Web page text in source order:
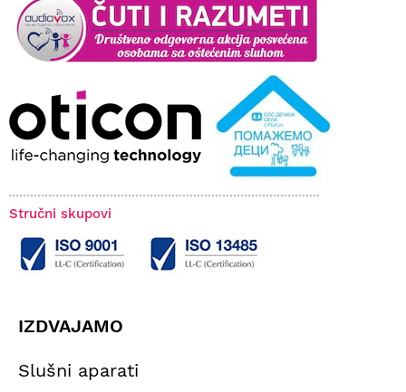
Stručni skupovi
IZDVAJAMO
Slušni aparati